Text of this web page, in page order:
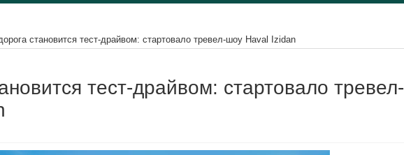
становится тест-драйвом: стартовало тревел-шоу Haval Izidan
тест-драйвом: стартовало тревел-